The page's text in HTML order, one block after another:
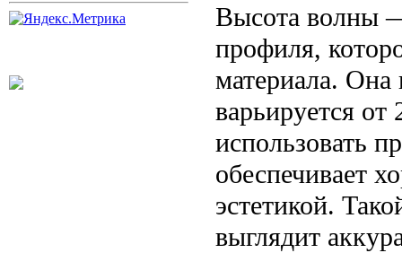
Высота волны
профиля,
материала. Она
варьируется
использовать
обеспечивает
эстетикой.
выглядит